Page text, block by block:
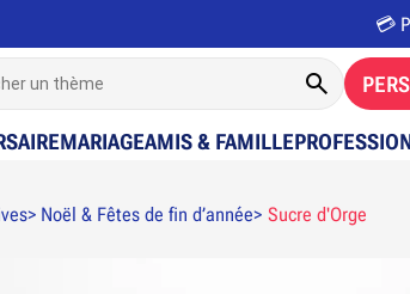
💳
MARIAGEAMIS & FAMILLE
Noël & Fêtes de fin d’année Sucre d'Orge